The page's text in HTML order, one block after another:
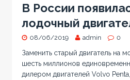
В России
лодочный
08/06/2019 admin 0
Заменить старый двигатель на
шесть миллионов
дилером двигателей Volvo